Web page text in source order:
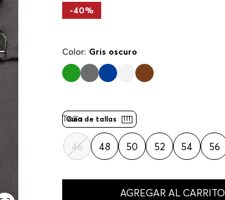
-40%
Color: Gris oscuro
Guía de tallas
Talla
46 48 50 52 54 56
AGREGAR AL CARRITO